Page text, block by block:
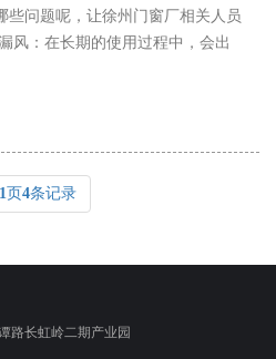
些问题呢，让徐州门窗厂相关人员
风：在长期的使用过程中，会出
1页4条记录
路长虹岭二期产业园